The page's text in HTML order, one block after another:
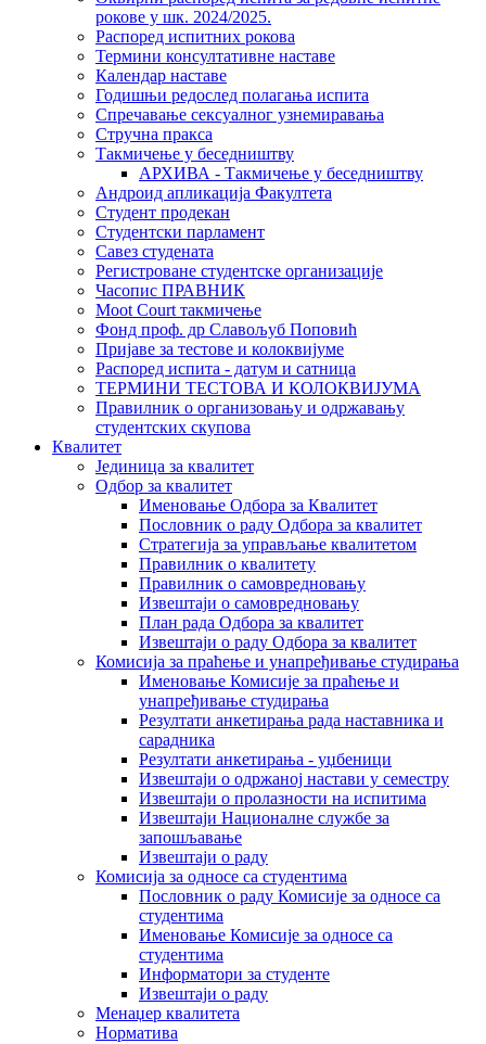
рокове у шк. 2024/2025.
Распоред испитних рокова
Термини консултативне наставе
Календар наставе
Годишњи редослед полагања испита
Спречавање сексуалног узнемиравања
Стручна пракса
Такмичење у беседништву
АРХИВА - Такмичење у беседништву
Андроид апликација Факултета
Студент продекан
Студентски парламент
Савез студената
Регистроване студентске организације
Часопис ПРАВНИК
Moot Court такмичење
Фонд проф. др Славољуб Поповић
Пријаве за тестове и колоквијуме
Распоред испита - датум и сатница
ТЕРМИНИ ТЕСТОВА И КОЛОКВИЈУМА
Правилник о организовању и одржавању
студентских скупова
Квалитет
Јединица за квалитет
Одбор за квалитет
Именовање Одбора за Квалитет
Пословник о раду Одбора за квалитет
Стратегија за управљање квалитетом
Правилник о квалитету
Правилник о самовредновању
Извештаји о самовредновању
План рада Одбора за квалитет
Извештаји о раду Одбора за квалитет
Комисија за праћење и унапређивање студирања
Именовање Комисије за праћење и
унапређивање студирања
Резултати анкетирања рада наставника и
сарадника
Резултати анкетирања - уџбеници
Извештаји о одржаној настави у семестру
Извештаји о пролазности на испитима
Извештаји Националне службе за
запошљавање
Извештаји о раду
Комисија за односе са студентима
Пословник о раду Комисије за односе са
студентима
Именовање Комисије за односе са
студентима
Информатори за студенте
Извештаји о раду
Менаџер квалитета
Норматива